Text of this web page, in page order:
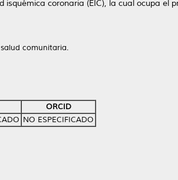
coronaria (EIC), la cual ocupa el
comunitaria.
ORCID
NO ESPECIFICADO